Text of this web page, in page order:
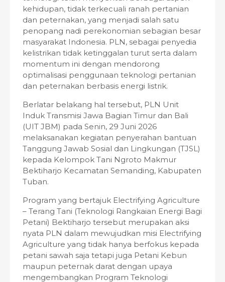
kehidupan, tidak terkecuali ranah pertanian
dan peternakan, yang menjadi salah satu
penopang nadi perekonomian sebagian besar
masyarakat Indonesia. PLN, sebagai penyedia
kelistrikan tidak ketinggalan turut serta dalam
momentum ini dengan mendorong
optimalisasi penggunaan teknologi pertanian
dan peternakan berbasis energi listrik.
Berlatar belakang hal tersebut, PLN Unit
Induk Transmisi Jawa Bagian Timur dan Bali
(UIT JBM) pada Senin, 29 Juni 2026
melaksanakan kegiatan penyerahan bantuan
Tanggung Jawab Sosial dan Lingkungan (TJSL)
kepada Kelompok Tani Ngroto Makmur
Bektiharjo Kecamatan Semanding, Kabupaten
Tuban.
Program yang bertajuk Electrifying Agriculture
– Terang Tani (Teknologi Rangkaian Energi Bagi
Petani) Bektiharjo tersebut merupakan aksi
nyata PLN dalam mewujudkan misi Electrifying
Agriculture yang tidak hanya berfokus kepada
petani sawah saja tetapi juga Petani Kebun
maupun peternak darat dengan upaya
mengembangkan Program Teknologi